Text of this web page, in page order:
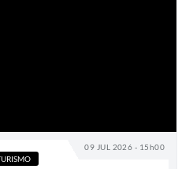
09 JUL 2026 - 15h00